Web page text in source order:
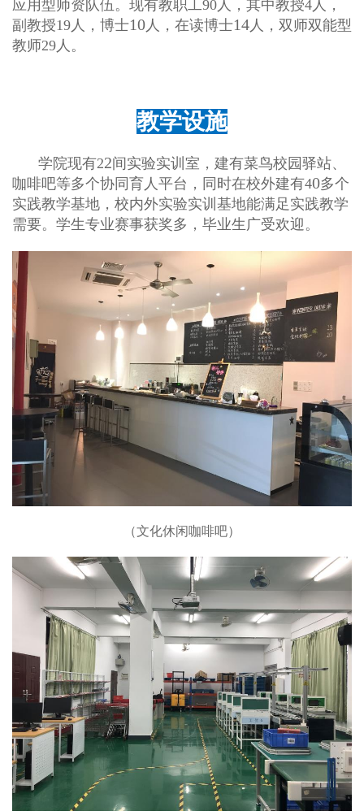
应用型师资队伍。现有教职工90人，其中教授4人，
副教授19人，博士10人，在读博士14人，双师双能型
教师29人。
教学设施
学院现有22间实验实训室，建有菜鸟校园驿站、
咖啡吧等多个协同育人平台，同时在校外建有40多个
实践教学基地，校内外实验实训基地能满足实践教学
需要。学生专业赛事获奖多，毕业生广受欢迎。
（文化休闲咖啡吧）